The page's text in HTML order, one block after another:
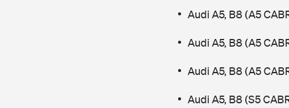
Audi A5, B8 (A5
Audi A5, B8 (A5
Audi A5, B8 (A5
Audi A5, B8 (S5